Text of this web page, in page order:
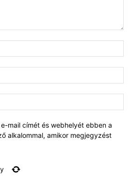
mail címét és webhelyét ebben a
alkalommal, amikor megjegyzést